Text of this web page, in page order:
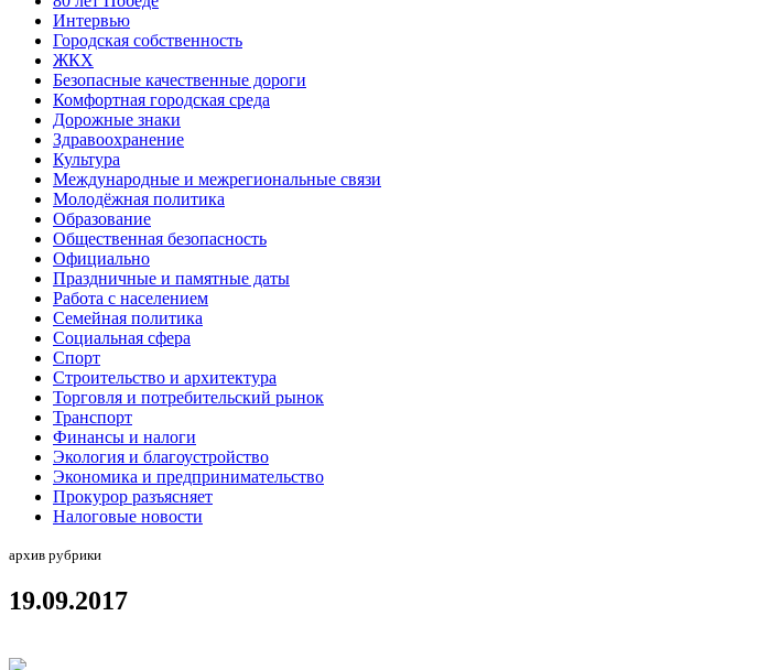
Интервью
Городская собственность
ЖКХ
Безопасные качественные дороги
Комфортная городская среда
Дорожные знаки
Здравоохранение
Культура
Международные и межрегиональные связи
Молодёжная политика
Образование
Общественная безопасность
Официально
Праздничные и памятные даты
Работа с населением
Семейная политика
Социальная сфера
Спорт
Строительство и архитектура
Торговля и потребительский рынок
Транспорт
Финансы и налоги
Экология и благоустройство
Экономика и предпринимательство
Прокурор разъясняет
Налоговые новости
архив рубрики
19.09.2017